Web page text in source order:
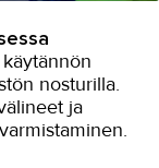
nosturilla.
ja